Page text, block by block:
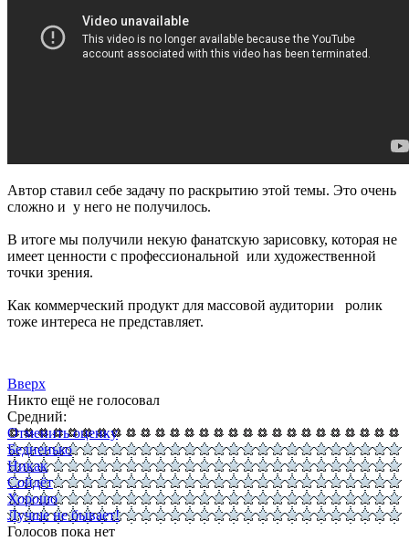
Автор ставил себе задачу по раскрытию этой темы. Это очень
сложно и у него не получилось.
В итоге мы получили некую фанатскую зарисовку, которая не
имеет ценности с профессиональной или художественной
точки зрения.
Как коммерческий продукт для массовой аудитории ролик
тоже интереса не представляет.
Вверх
Никто ещё не голосовал
Средний:
Отменить оценку
Бедненько
Никак
Сойдёт
Хорошо
Лучше не бывает!
Голосов пока нет